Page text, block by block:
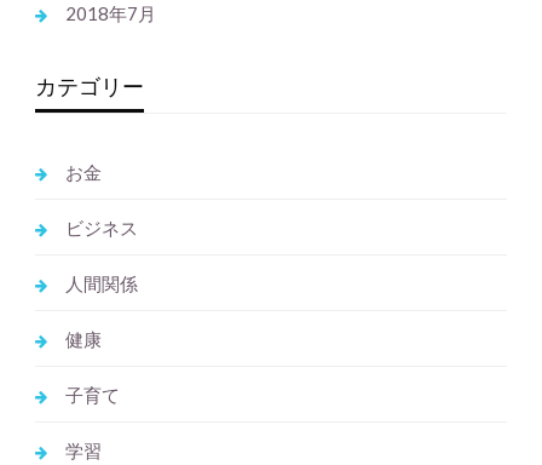
2018年7月
カテゴリー
お金
ビジネス
人間関係
健康
子育て
学習